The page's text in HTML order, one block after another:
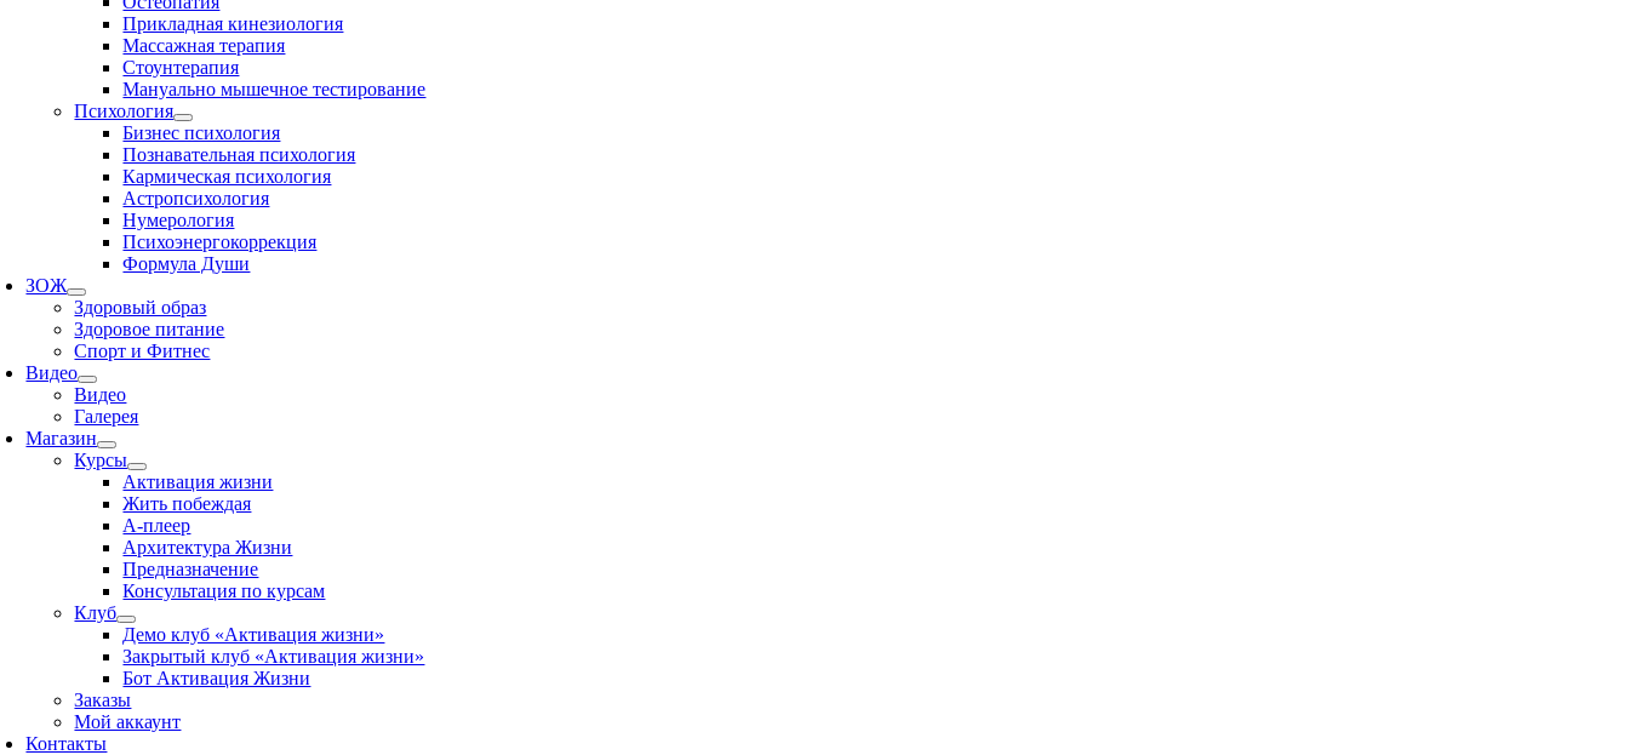
Прикладная кинезиология
Массажная терапия
Стоунтерапия
Мануально мышечное тестирование
Психология
Бизнес психология
Познавательная психология
Кармическая психология
Астропсихология
Нумерология
Психоэнергокоррекция
Формула Души
ЗОЖ
Здоровый образ
Здоровое питание
Спорт и Фитнес
Видео
Видео
Галерея
Магазин
Курсы
Активация жизни
Жить побеждая
А-плеер
Архитектура Жизни
Предназначение
Консультация по курсам
Клуб
Демо клуб «Активация жизни»
Закрытый клуб «Активация жизни»
Бот Активация Жизни
Заказы
Мой аккаунт
Контакты